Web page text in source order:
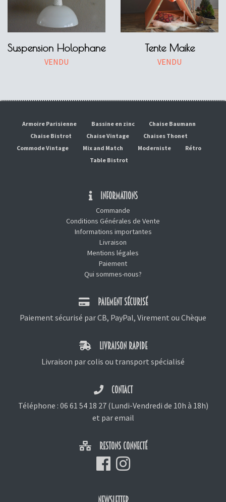
Suspension Holophane
VENDU
Tente Maike
VENDU
Armoire Parisienne Bassine en zinc
Chaise Baumann
Chaise Bistrot
Chaise Vintage
Chaises Thonet
Commode Vintage
Mix and Match Moderniste
Rétro
Table Bistrot
INFORMATIONS
Commande
Conditions Générales de Vente
Informations importantes
Livraison
Mentions légales
Paiement
Qui sommes-nous?
PAIEMENT SÉCURISÉ
Paiement sécurisé par CB, PayPal, Virement ou Chèque
LIVRAISON RAPIDE
Livraison par colis ou transport spécialisé
CONTACT
Téléphone : 06 61 54 18 27(Lundi-Vendredi de 10h à 18h)
et par email
RESTONS CONNECTÉ